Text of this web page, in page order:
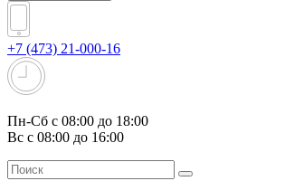
+7 (473) 21-000-16
Пн-Сб с 08:00 до 18:00
Вс с 08:00 до 16:00